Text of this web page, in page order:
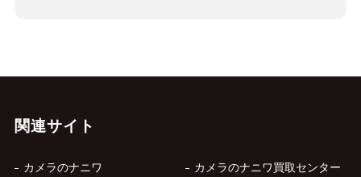
関連サイト
カメラのナニワ カメラのナニワ買取センター